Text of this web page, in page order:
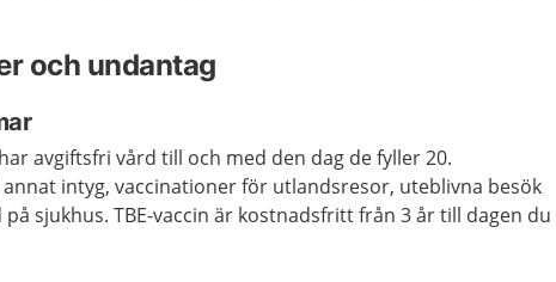
och undantag
avgiftsfri vård till och med den dag de fyller 20.
intyg, vaccinationer för utlandsresor, uteblivna besök
sjukhus. TBE-vaccin är kostnadsfritt från 3 år till dagen du